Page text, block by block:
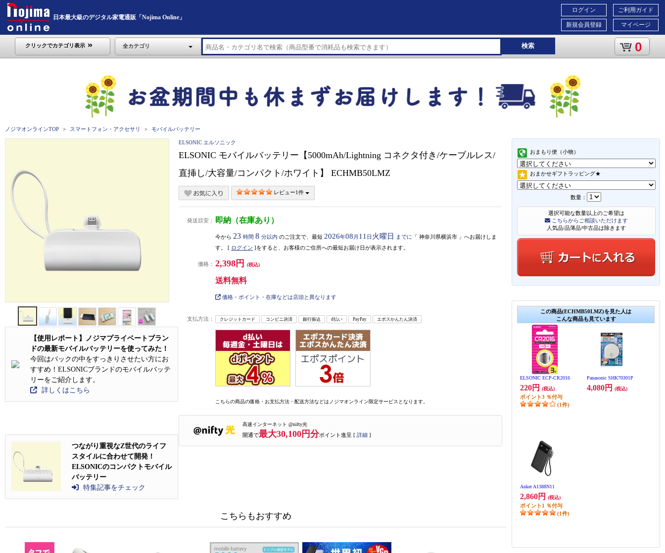
日本最大級のデジタル家電通販「Nojima Online」
ご利用ガイド
マイページ
ログイン
新規会員登録
クリックでカテゴリ表示 全カテゴリ 検索 0
ノジマオンラインTOP スマートフォン・アクセサリ モバイルバッテリー
おまもり便（小物）
おまかせギフトラッピング★
数量：
選択可能な数量以上のご希望は
こちらからご相談いただけます
人気品/品薄品/中古品は除きます
この商品(ECHMB50LMZ)を見た人は
こんな商品も見ています
ELSONIC ECP-CR2016
220円 (税込)
ポイント3 ％付与
(1件)
Panasonic SHK70301P
4,080円 (税込)
Anker A1388N11
2,860円 (税込)
ポイント 1 ％付与
(1件)
【使用レポート】ノジマプライベートブラン
ドの最新モバイルバッテリーを使ってみた！
今回はバックの中をすっきりさせたい方にお
すすめ！ELSONICブランドのモバイルバッテ
リーをご紹介します。
詳しくはこちら
つながり重視なZ世代のライフ
スタイルに合わせて開発！
ELSONICのコンパクトモバイル
バッテリー
特集記事をチェック
ELSONIC エルソニック
ELSONIC モバイルバッテリー【5000mAh/Lightning コネクタ付き/ケーブルレス/
直挿し/大容量/コンパクト/ホワイト】 ECHMB50LMZ
レビュー1件
発送目安： 即納（在庫あり）
今から 23 時間 8 分以内 のご注文で、最短 2026年08 月 11 日 火曜日 までに 「 神奈川県横浜市 」 へお届けしま
す。 [ ログイン ]をすると、お客様のご住所への最短お届け日が表示されます。
価格： 2,398円 (税込)
送料無料
価格・ポイント・在庫などは店頭と異なります
支払方法： クレジットカード コンビニ決済 銀行振込 d払い PayPay エポスかんたん決済
こちらの商品の価格・お支払方法・配送方法などはノジマオンライン限定サービスとなります。
高速インターネット @nifty光
開通で最大30,100円分ポイント進呈 [ 詳細 ]
こちらもおすすめ